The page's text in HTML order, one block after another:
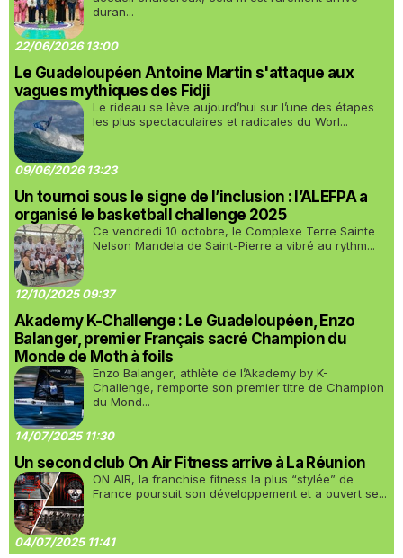
duran...
22/06/2026 13:00
Le Guadeloupéen Antoine Martin s'attaque aux
vagues mythiques des Fidji
Le rideau se lève aujourd’hui sur l’une des étapes
les plus spectaculaires et radicales du Worl...
09/06/2026 13:23
Un tournoi sous le signe de l’inclusion : l’ALEFPA a
organisé le basketball challenge 2025
Ce vendredi 10 octobre, le Complexe Terre Sainte
Nelson Mandela de Saint-Pierre a vibré au rythm...
12/10/2025 09:37
Akademy K-Challenge : Le Guadeloupéen, Enzo
Balanger, premier Français sacré Champion du
Monde de Moth à foils
Enzo Balanger, athlète de l’Akademy by K-
Challenge, remporte son premier titre de Champion
du Mond...
14/07/2025 11:30
Un second club On Air Fitness arrive à La Réunion
ON AIR, la franchise fitness la plus “stylée” de
France poursuit son développement et a ouvert se...
04/07/2025 11:41